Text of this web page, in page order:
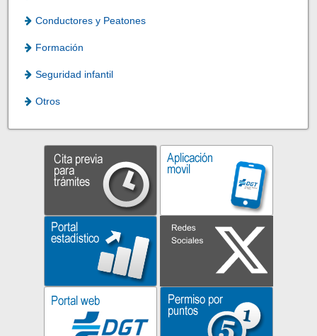
Conductores y Peatones
Formación
Seguridad infantil
Otros